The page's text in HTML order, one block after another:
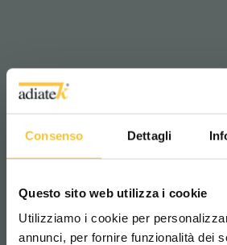
Consenso Dettagli
Questo sito web utilizza i cookie
Utilizziamo i cookie per
annunci, per fornire funzionalità dei
Productividad teórica: